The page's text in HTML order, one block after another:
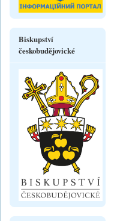
Biskupství
českobudějovické